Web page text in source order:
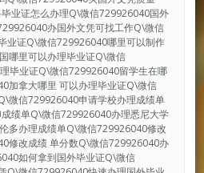
业证怎么办理Q\微信729926040国外
办国外文凭可找工作Q\微信
业证Q\微信729926040哪里可以制作
哪里可以办理毕业证Q\微信
毕业证Q\微信729926040留学生在哪
加拿大哪里 可以办理毕业证Q\微信
微信729926040申请学校办理成绩单
绩单Q\微信729926040办理悉尼大学
多办理成绩单Q\微信729926040修改
修改成绩 单分数Q\微信729926040办
如何拿到国外毕业证Q\微信